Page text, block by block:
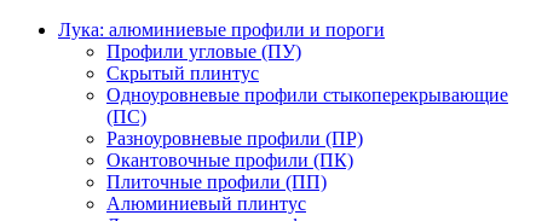
Лука: алюминиевые профили и пороги
Профили угловые (ПУ)
Скрытый плинтус
Одноуровневые профили стыкоперекрывающие
(ПС)
Разноуровневые профили (ПР)
Окантовочные профили (ПК)
Плиточные профили (ПП)
Алюминиевый плинтус